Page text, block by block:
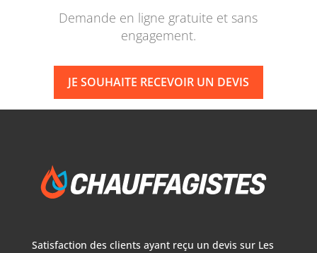
Demande en ligne gratuite et sans
engagement.
JE SOUHAITE RECEVOIR UN DEVIS
Satisfaction des clients ayant reçu un devis sur Les